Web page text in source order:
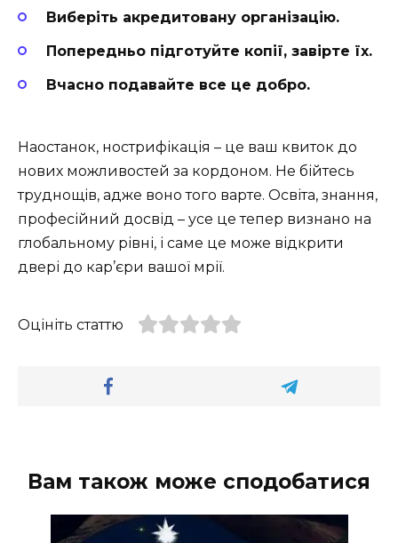
Виберіть акредитовану організацію.
Попередньо підготуйте копії, завірте їх.
Вчасно подавайте все це добро.
Наостанок, нострифікація – це ваш квиток до
нових можливостей за кордоном. Не бійтесь
труднощів, адже воно того варте. Освіта, знання,
професійний досвід – усе це тепер визнано на
глобальному рівні, і саме це може відкрити
двері до кар’єри вашої мрії.
Оцініть статтю
Вам також може сподобатися